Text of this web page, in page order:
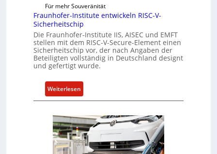
R
e
s
i
l
i
e
c
e
c
t
c
h
ä
f
t
s
e
h
i
t
f
Für mehr Souveränität
Fraunhofer-Institute entwickeln RISC-V-
Sicherheitschip
Die Fraunhofer-Institute IIS, AISEC und EMFT
stellen mit dem RISC-V-Secure-Element einen
Sicherheitschip vor, der nach Angaben der
Beteiligten vollständig in Deutschland designt
und gefertigt wurde.
Weiterlesen
F
a
u
n